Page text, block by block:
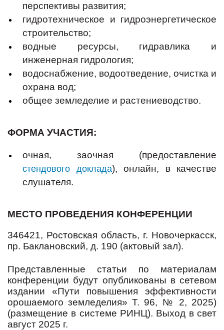
перспективы развития;
гидротехническое и гидроэнергетическое
строительство;
водные ресурсы, гидравлика и
инженерная гидрология;
водоснабжение, водоотведение, очистка и
охрана вод;
общее земледелие и растениеводство.
ФОРМА УЧАСТИЯ:
очная, заочная (предоставление
стендового доклада), онлайн, в качестве
слушателя.
МЕСТО ПРОВЕДЕНИЯ КОНФЕРЕНЦИИ
346421, Ростовская область, г. Новочеркасск,
пр. Баклановский, д. 190 (актовый зал).
Представленные статьи по материалам
конференции будут опубликованы в сетевом
издании «Пути повышения эффективности
орошаемого земледелия»Т. 96, № 2, 2025)
(размещение в системе РИНЦ). Выход в свет
август 2025 г.